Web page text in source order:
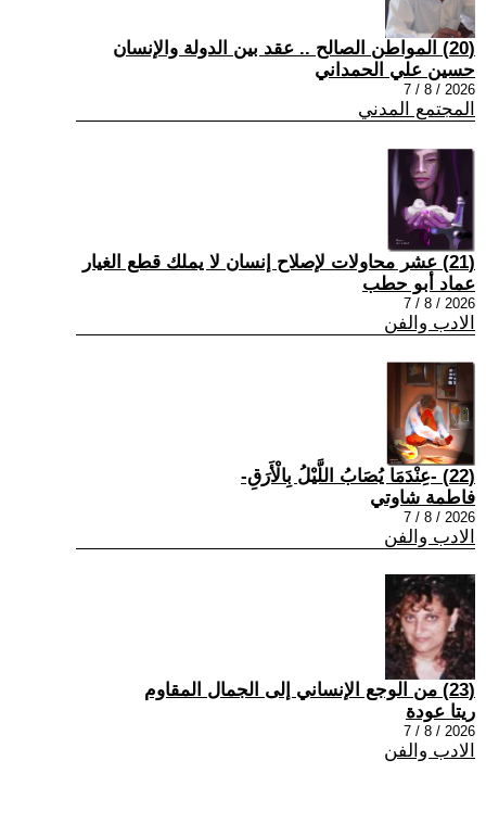
(20) المواطن الصالح .. عقد بين الدولة والإنسان
حسين علي الحمداني
2026 / 8 / 7
المجتمع المدني
(21) عشر محاولات لإصلاح إنسان لا يملك قطع الغيار
عماد أبو حطب
2026 / 8 / 7
الادب والفن
(22) -عِنْدَمَا يُصَابُ اللَّيْلُ بِالْأَرَقِ-
فاطمة شاوتي
2026 / 8 / 7
الادب والفن
(23) من الوجع الإنساني إلى الجمال المقاوم
ريتا عودة
2026 / 8 / 7
الادب والفن